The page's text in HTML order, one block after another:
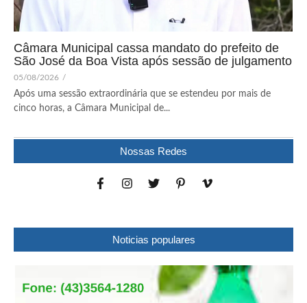
Câmara Municipal cassa mandato do prefeito de
São José da Boa Vista após sessão de julgamento
05/08/2026 /
Após uma sessão extraordinária que se estendeu por mais de
cinco horas, a Câmara Municipal de...
Nossas Redes
Noticias populares